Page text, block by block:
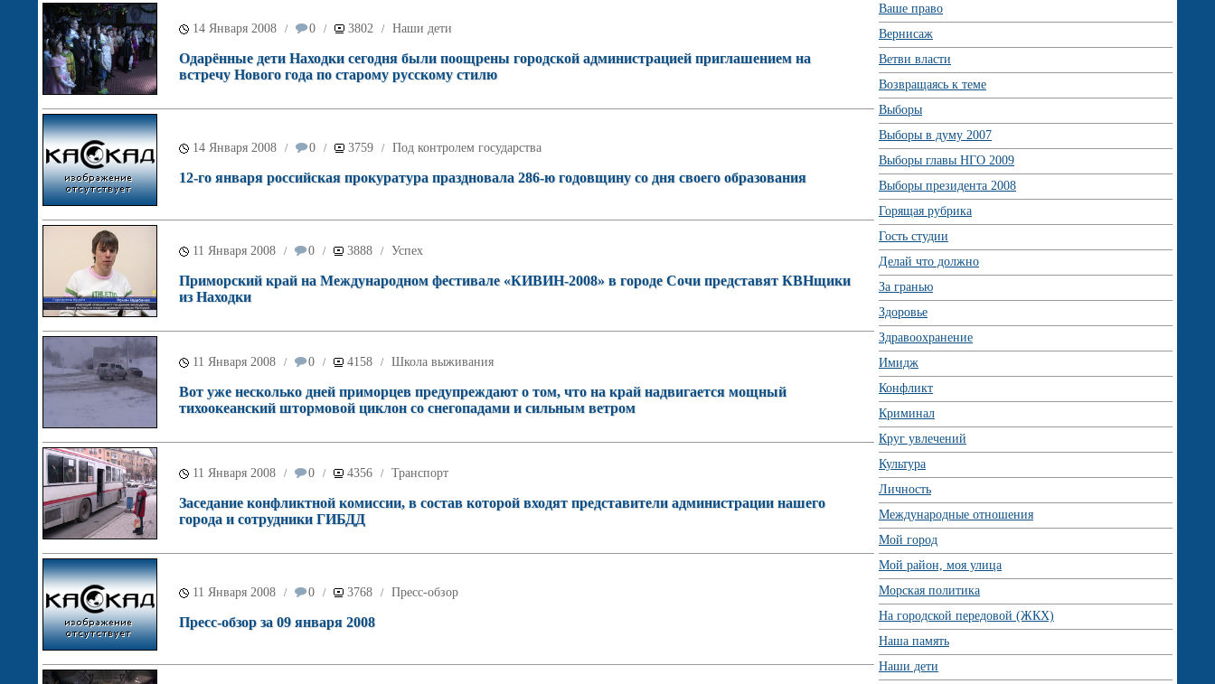
14 Января 2008 / 0 / 3802 / Наши дети
Одарённые дети Находки сегодня были поощрены городской администрацией приглашением на
встречу Нового года по старому русскому стилю
14 Января 2008 / 0 / 3759 / Под контролем государства
12-го января российская прокуратура праздновала 286-ю годовщину со дня своего образования
11 Января 2008 / 0 / 3888 / Успех
Приморский край на Международном фестивале «КИВИН-2008» в городе Сочи представят КВНщики
из Находки
11 Января 2008 / 0 / 4158 / Школа выживания
Вот уже несколько дней приморцев предупреждают о том, что на край надвигается мощный
тихоокеанский штормовой циклон со снегопадами и сильным ветром
11 Января 2008 / 0 / 4356 / Транспорт
Заседание конфликтной комиссии, в состав которой входят представители администрации нашего
города и сотрудники ГИБДД
11 Января 2008 / 0 / 3768 / Пресс-обзор
Пресс-обзор за 09 января 2008
Ваше право
Вернисаж
Ветви власти
Возвращаясь к теме
Выборы
Выборы в думу 2007
Выборы главы НГО 2009
Выборы президента 2008
Горящая рубрика
Гость студии
Делай что должно
За гранью
Здоровье
Здравоохранение
Имидж
Конфликт
Криминал
Круг увлечений
Культура
Личность
Международные отношения
Мой город
Мой район, моя улица
Морская политика
На городской передовой (ЖКХ)
Наша память
Наши дети